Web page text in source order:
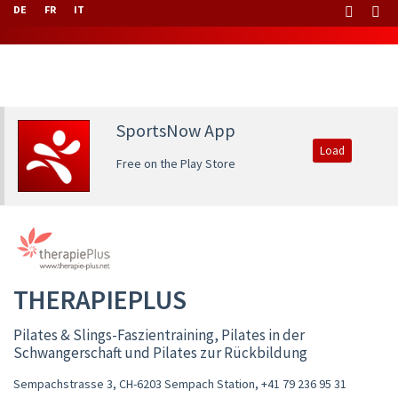
DE FR IT
SportsNow App
Free on the Play Store
Load
THERAPIEPLUS
Pilates & Slings-Faszientraining, Pilates in der
Schwangerschaft und Pilates zur Rückbildung
Sempachstrasse 3, CH-6203 Sempach Station, +41 79 236 95 31